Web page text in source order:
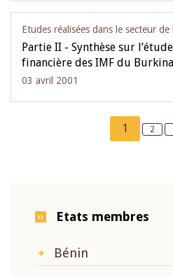
Etudes réalisées dans le secteur
Partie II - Synthèse sur
financière des IMF du Burkina
03 avril 2001
Current
page
1 Page
2
Etats membres
Bénin